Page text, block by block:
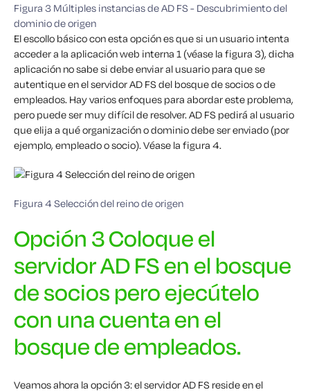
Figura 3 Múltiples instancias de AD FS - Descubrimiento del
dominio de origen
El escollo básico con esta opción es que si un usuario intenta
acceder a la aplicación web interna 1 (véase la figura 3), dicha
aplicación no sabe si debe enviar al usuario para que se
autentique en el servidor AD FS del bosque de socios o de
empleados. Hay varios enfoques para abordar este problema,
pero puede ser muy difícil de resolver. AD FS pedirá al usuario
que elija a qué organización o dominio debe ser enviado (por
ejemplo, empleado o socio). Véase la figura 4.
Figura 4 Selección del reino de origen
Opción 3 Coloque el
servidor AD FS en el bosque
de socios pero ejecútelo
con una cuenta en el
bosque de empleados.
Veamos ahora la opción 3: el servidor AD FS reside en el